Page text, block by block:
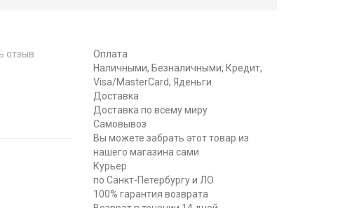
отзыв
Оплата
Наличными, Безналичными, Кредит,
Visa/MasterCard, Яденьги
Доставка
Доставка по всему миру
Самовывоз
Вы можете забрать этот товар из
нашего магазина сами
Курьер
по Санкт-Петербургу и ЛО
100% гарантия возврата